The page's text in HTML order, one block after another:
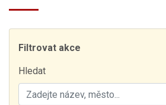
Filtrovat akce
Hledat